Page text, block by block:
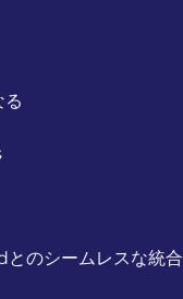
る
のシームレスな統合